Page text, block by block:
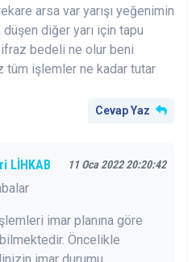
arsa var yarışı yeğenimin
diğer yarı için tapu
bedeli ne olur beni
tüm işlemler ne kadar tutar
Cevap Yaz
LİHKAB 11 Oca 2022 20:20:42
imar planına göre
Öncelikle